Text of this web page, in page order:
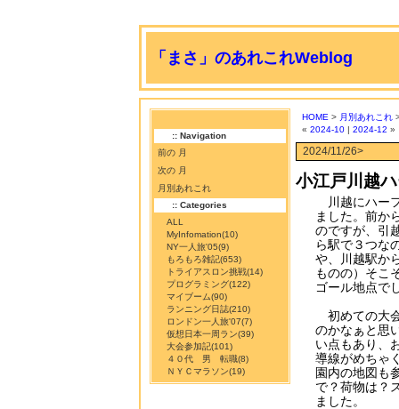
「まさ」のあれこれWeblog
:: Navigation
前の 月
次の 月
月別あれこれ
:: Categories
ALL
MyInfomation(10)
NY一人旅'05(9)
もろもろ雑記(653)
トライアスロン挑戦(14)
プログラミング(122)
マイブーム(90)
ランニング日誌(210)
ロンドン一人旅'07(7)
仮想日本一周ラン(39)
大会参加記(101)
４０代 男 転職(8)
ＮＹＣマラソン(19)
HOME > 月別あれこれ
« 2024-10 | 2024-12 »
2024/11/26>
小江戸川越
川越にハー
ました。前か
のですが、引
ら駅で３つな
や、川越駅か
ものの）そこ
ゴール地点で
初めての大
のかなぁと思
い点もあり、
導線がめちゃ
園内の地図も
で？荷物は？
ました。